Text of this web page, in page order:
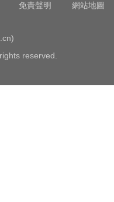
免責聲明 網站地圖
reserved.